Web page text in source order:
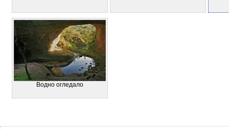
Водно огледало